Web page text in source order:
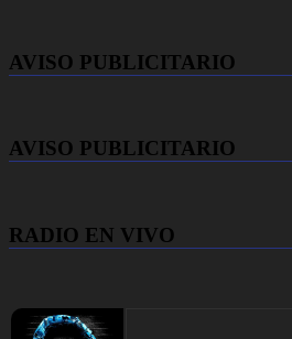
AVISO PUBLICITARIO
AVISO PUBLICITARIO
RADIO EN VIVO